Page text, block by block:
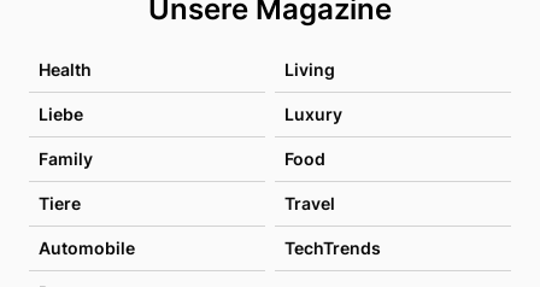
Unsere Magazine
Health Living
Liebe Luxury
Family Food
Tiere Travel
Automobile TechTrends